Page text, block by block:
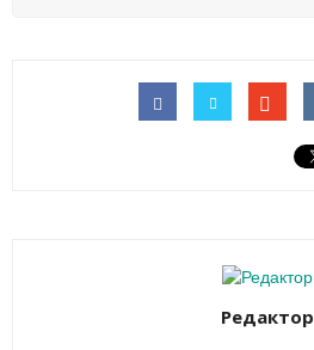
Редактор